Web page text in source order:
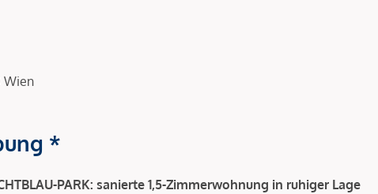
Wien
*
PARK: sanierte 1,5-Zimmerwohnung in ruhiger Lage